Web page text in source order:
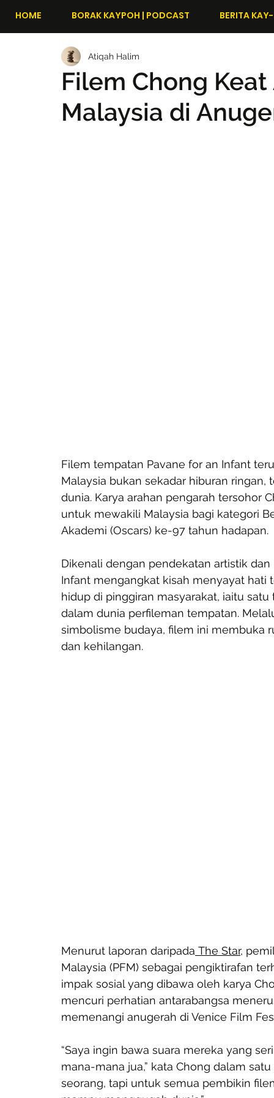
HOME BORAK KAYPOH | PODCAST BERITA
Filem Chong
Malaysia di
Atiqah Halim
Filem tempatan Pavane for an Infant
Malaysia bukan sekadar hiburan
dunia. Karya arahan pengarah tersohor
untuk mewakili Malaysia bagi kategori
Akademi (Oscars) ke-97 tahun hadapan.
Dikenali dengan pendekatan artistik
Infant mengangkat kisah menyayat
hidup di pinggiran masyarakat, iaitu
dalam dunia perfileman tempatan.
simbolisme budaya, filem ini membuka
dan kehilangan.
Menurut laporan daripada The Star,
Malaysia (PFM) sebagai pengiktirafan
impak sosial yang dibawa oleh karya
mencuri perhatian antarabangsa
memenangi anugerah di Venice Film
“Saya ingin bawa suara mereka yang
mana-mana jua,” kata Chong dalam
seorang, tapi untuk semua pembikin